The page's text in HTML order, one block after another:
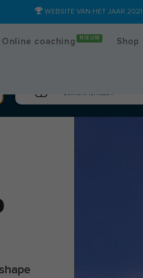
WEBSITE VAN HET JAAR 2021
Online coaching NIEUW Shop